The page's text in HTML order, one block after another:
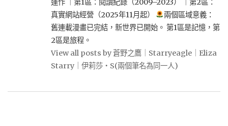
運作 ｜第1區：閱讀紀錄（2009–2023） ｜第2區：
真實網站經營（2025年11月起）
兩個區域意義：
舊連載漫畫已完結，新世界已開始。 第1區是記憶，第
2區是旅程。
View all posts by 蒼野之鷹｜Starryeagle｜Eliza
Starry｜伊莉莎・S(兩個筆名為同一人)